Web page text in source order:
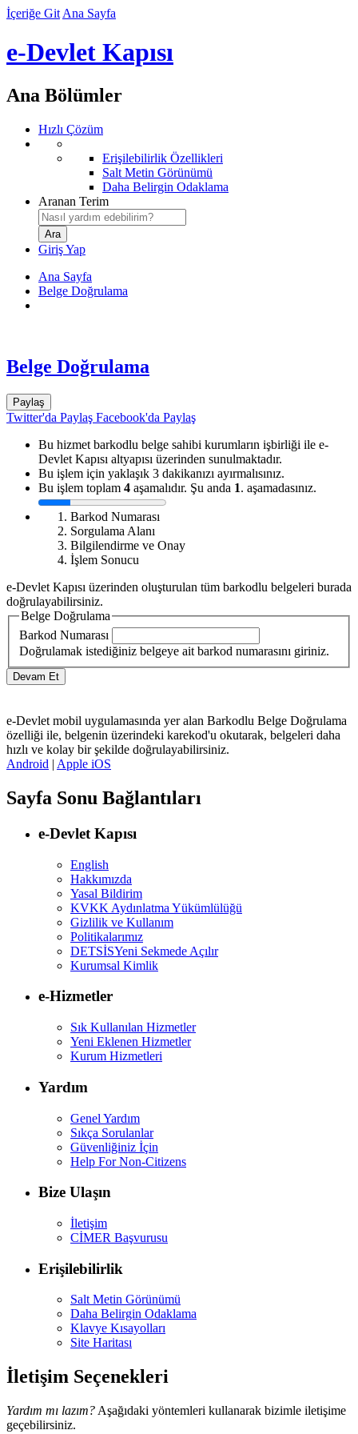
İçeriğe Git Ana Sayfa
e-Devlet Kapısı
Ana Bölümler
Hızlı Çözüm
Erişilebilirlik Özellikleri
Salt Metin Görünümü
Daha Belirgin Odaklama
Aranan Terim
Giriş Yap
Ana Sayfa
Belge Doğrulama
Belge Doğrulama
Paylaş
Twitter'da Paylaş Facebook'da Paylaş
Bu hizmet barkodlu belge sahibi kurumların işbirliği ile e-
Devlet Kapısı altyapısı üzerinden sunulmaktadır.
Bu işlem için yaklaşık 3 dakikanızı ayırmalısınız.
Bu işlem toplam 4 aşamalıdır. Şu anda 1. aşamadasınız.
Barkod Numarası
Sorgulama Alanı
Bilgilendirme ve Onay
İşlem Sonucu
e-Devlet Kapısı üzerinden oluşturulan tüm barkodlu belgeleri burada
doğrulayabilirsiniz.
Belge Doğrulama
Barkod Numarası
Doğrulamak istediğiniz belgeye ait barkod numarasını giriniz.
e-Devlet mobil uygulamasında yer alan Barkodlu Belge Doğrulama
özelliği ile, belgenin üzerindeki karekod'u okutarak, belgeleri daha
hızlı ve kolay bir şekilde doğrulayabilirsiniz.
Android | Apple iOS
Sayfa Sonu Bağlantıları
e-Devlet Kapısı
English
Hakkımızda
Yasal Bildirim
KVKK Aydınlatma Yükümlülüğü
Gizlilik ve Kullanım
Politikalarımız
DETSİSYeni Sekmede Açılır
Kurumsal Kimlik
e-Hizmetler
Sık Kullanılan Hizmetler
Yeni Eklenen Hizmetler
Kurum Hizmetleri
Yardım
Genel Yardım
Sıkça Sorulanlar
Güvenliğiniz İçin
Help For Non-Citizens
Bize Ulaşın
İletişim
CİMER Başvurusu
Erişilebilirlik
Salt Metin Görünümü
Daha Belirgin Odaklama
Klavye Kısayolları
Site Haritası
İletişim Seçenekleri
Yardım mı lazım? Aşağıdaki yöntemleri kullanarak bizimle iletişime
geçebilirsiniz.